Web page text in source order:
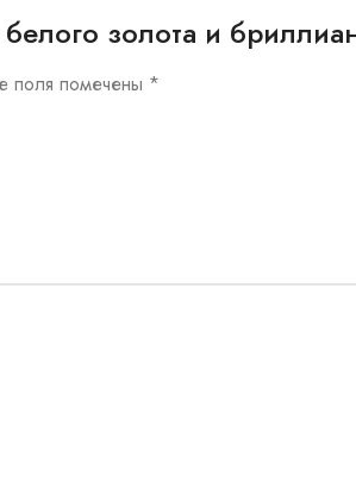
золота и
поля помечены *